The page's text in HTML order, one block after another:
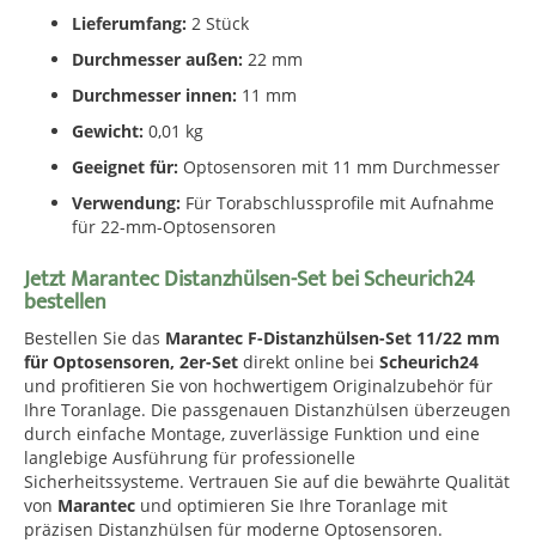
Lieferumfang: 2 Stück
Durchmesser außen: 22 mm
Durchmesser innen: 11 mm
Gewicht: 0,01 kg
Geeignet für: Optosensoren mit 11 mm Durchmesser
Verwendung: Für Torabschlussprofile mit Aufnahme
für 22-mm-Optosensoren
Jetzt Marantec Distanzhülsen-Set bei Scheurich24
bestellen
Bestellen Sie das Marantec F-Distanzhülsen-Set 11/22 mm
für Optosensoren, 2er-Set direkt online bei Scheurich24
und profitieren Sie von hochwertigem Originalzubehör für
Ihre Toranlage. Die passgenauen Distanzhülsen überzeugen
durch einfache Montage, zuverlässige Funktion und eine
langlebige Ausführung für professionelle
Sicherheitssysteme. Vertrauen Sie auf die bewährte Qualität
von Marantec und optimieren Sie Ihre Toranlage mit
präzisen Distanzhülsen für moderne Optosensoren.